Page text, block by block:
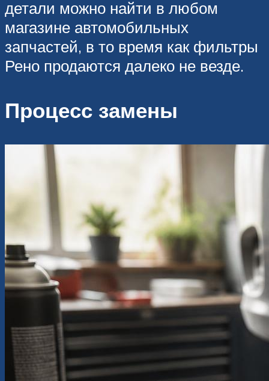
детали можно найти в любом
магазине автомобильных
запчастей, в то время как фильтры
Рено продаются далеко не везде.
Процесс замены